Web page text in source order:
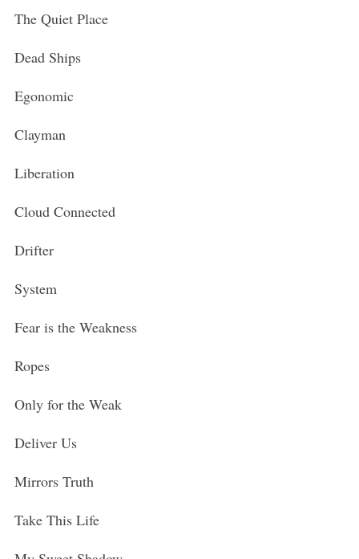
The Quiet Place
Dead Ships
Egonomic
Clayman
Liberation
Cloud Connected
Drifter
System
Fear is the Weakness
Ropes
Only for the Weak
Deliver Us
Mirrors Truth
Take This Life